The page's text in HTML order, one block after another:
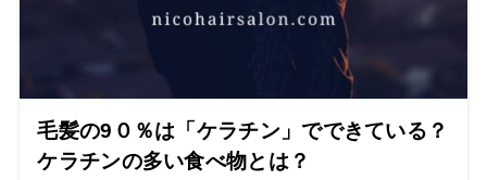
毛髪の9０％は「ケラチン」でできている？
ケラチンの多い食べ物とは？